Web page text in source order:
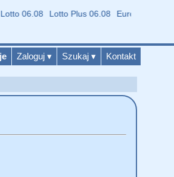
Zaloguj ▾ Szukaj ▾ Kontakt
06.08 Lotto Plus 06.08 Eurojackpot 04.08